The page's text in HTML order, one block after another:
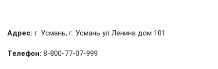
Адрес: г. Усмань, г. Усмань ул Ленина дом 101
Телефон: 8-800-77-07-999